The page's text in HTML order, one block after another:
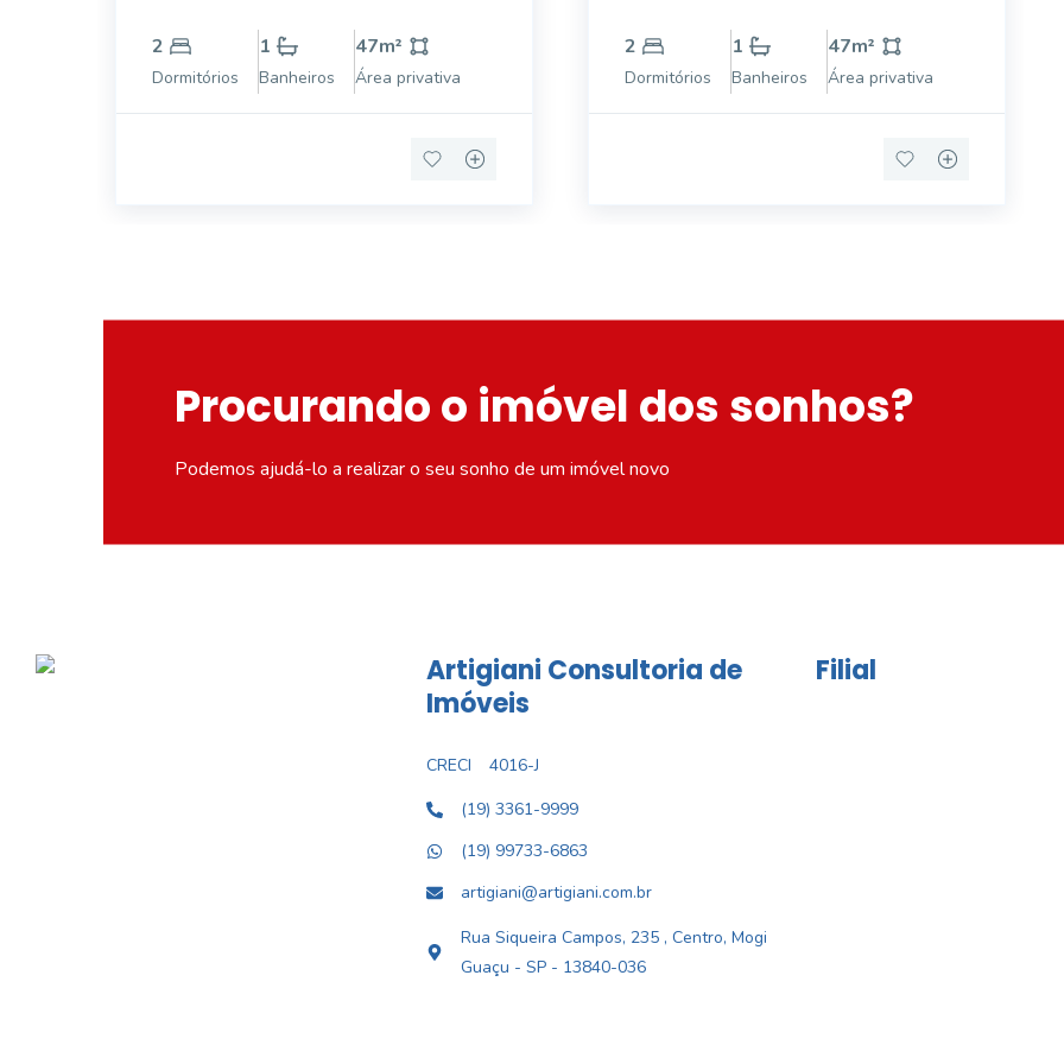
2
Dormitórios
1
Banheiros
47m²
Área privativa
2
Dormitórios
1
Banheiros
47m²
Área privativa
Procurando o imóvel dos sonhos?
Podemos ajudá-lo a realizar o seu sonho de um imóvel novo
Artigiani Consultoria de
Imóveis
CRECI
4016-J
(19) 3361-9999
(19) 99733-6863
artigiani@artigiani.com.br
Rua Siqueira Campos, 235 , Centro, Mogi
Guaçu - SP - 13840-036
Filial